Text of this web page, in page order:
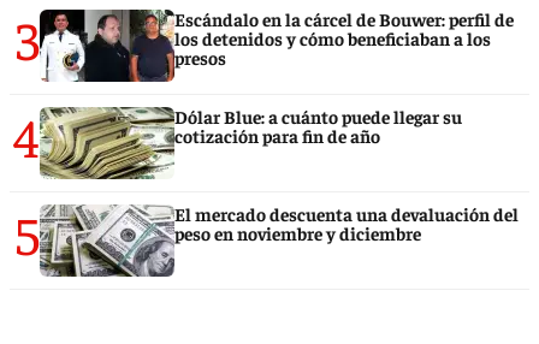
3
Escándalo en la cárcel de Bouwer: perfil de
los detenidos y cómo beneficiaban a los
presos
4
Dólar Blue: a cuánto puede llegar su
cotización para fin de año
5
El mercado descuenta una devaluación del
peso en noviembre y diciembre